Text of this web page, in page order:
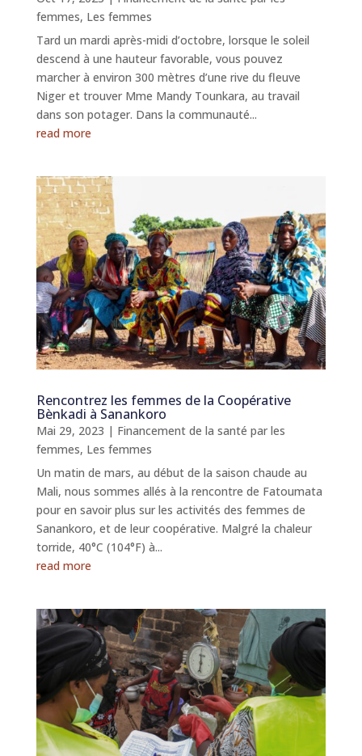
femmes, Les femmes
Tard un mardi après-midi d’octobre, lorsque le soleil
descend à une hauteur favorable, vous pouvez
marcher à environ 300 mètres d’une rive du fleuve
Niger et trouver Mme Mandy Tounkara, au travail
dans son potager. Dans la communauté...
read more
Rencontrez les femmes de la Coopérative
Bènkadi à Sanankoro
Mai 29, 2023 | Financement de la santé par les
femmes, Les femmes
Un matin de mars, au début de la saison chaude au
Mali, nous sommes allés à la rencontre de Fatoumata
pour en savoir plus sur les activités des femmes de
Sanankoro, et de leur coopérative. Malgré la chaleur
torride, 40°C (104°F) à...
read more